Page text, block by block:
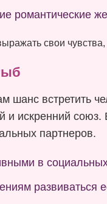
романтические
свои
шанс встретить
и искренний
партнеров.
в
развиваться